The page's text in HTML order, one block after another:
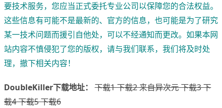
要技术服务，您应当正式委托专业公司以保障您的合法权益。
这些信息有可能不是最新的、官方的信息，也可能是为了研究
某一技术问题而援引自他处，可以不经通知而更改。如果本网
站内容不慎侵犯了您的版权，请与我们联系，我们将及时处
理，撤下相关内容！
DoubleKiller下载地址：
下载1 下载2 来自异次元 下载3 下
载4 下载5 下载6